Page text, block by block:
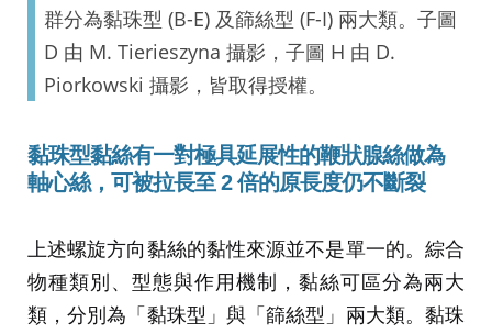
群分為黏珠型 (B-E) 及篩絲型 (F-I) 兩大類。子圖
D 由 M. Tierieszyna 攝影，子圖 H 由 D.
Piorkowski 攝影，皆取得授權。
黏珠型黏絲有一對極具延展性的鞭狀腺絲做為
軸心絲，可被拉長至2倍的原長度仍不斷裂
上述螺旋方向黏絲的黏性來源並不是單一的。綜合
物種類別、型態與作用機制，黏絲可區分為兩大
類，分別為「黏珠型」與「篩絲型」兩大類。黏珠